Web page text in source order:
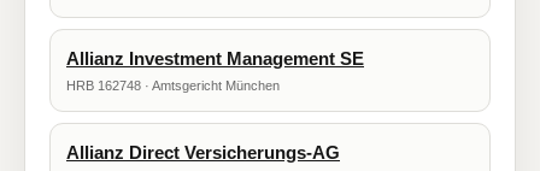
Allianz Investment Management SE
HRB 162748 · Amtsgericht München
Allianz Direct Versicherungs-AG